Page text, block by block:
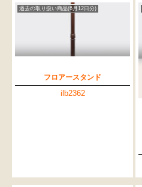
過去の取り扱い商品(6月12日分)
フロアースタンド
ilb2362